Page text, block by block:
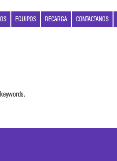
EQUIPOS RECARGA CONTACTANOS